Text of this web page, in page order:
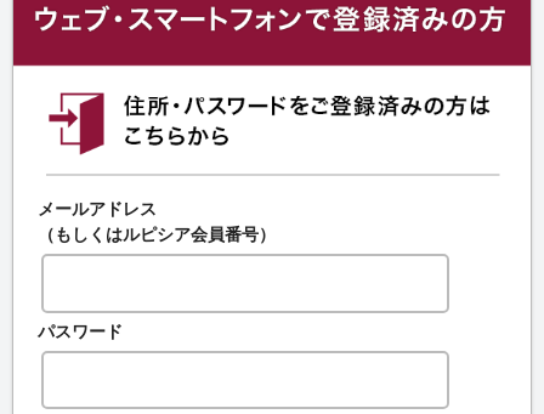
メールアドレス
（もしくはルピシア会員番号）
パスワード